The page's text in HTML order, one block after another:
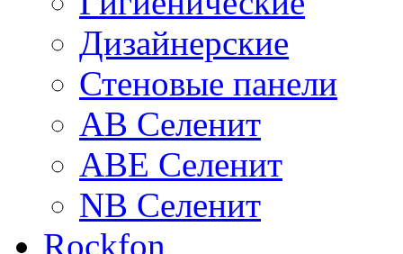
Дизайнерские
Стеновые панели
AB Селенит
ABE Селенит
NB Селенит
Rockfon